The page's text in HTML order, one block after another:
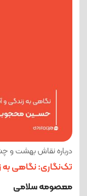
درباره نقاش بهشت و
تک‌نگاری: نگاهی
معصومه سلامی